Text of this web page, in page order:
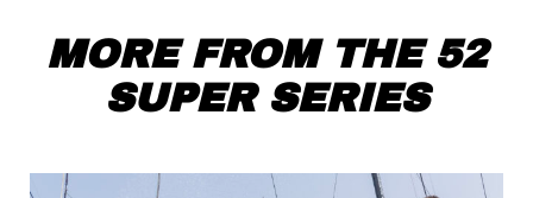
MORE FROM THE 52
SUPER SERIES